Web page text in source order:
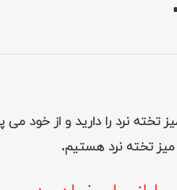
نرد را دارید و از خود می
میز تخته نرد هستیم.